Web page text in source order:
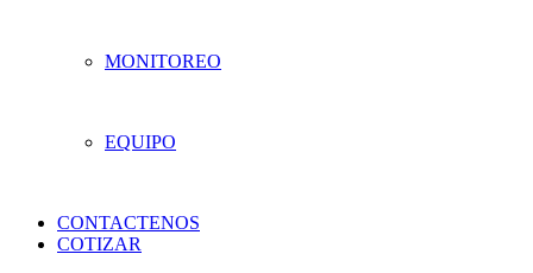
MONITOREO
EQUIPO
CONTACTENOS
COTIZAR